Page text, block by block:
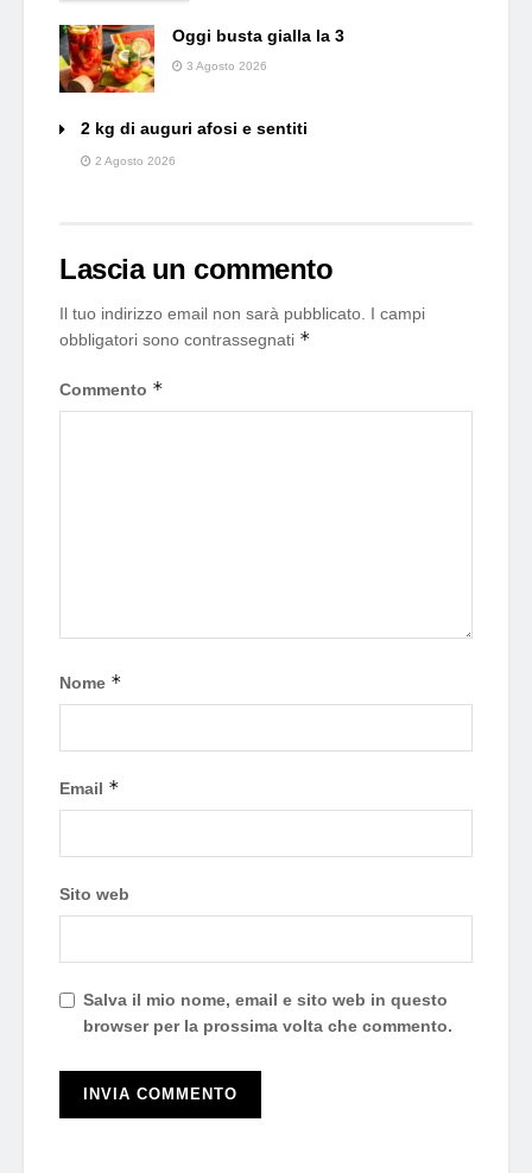
Oggi busta gialla la 3
3 Agosto 2026
2 kg di auguri afosi e sentiti
2 Agosto 2026
Lascia un commento
Il tuo indirizzo email non sarà pubblicato. I campi
obbligatori sono contrassegnati *
Commento *
Nome *
Email *
Sito web
Salva il mio nome, email e sito web in questo
browser per la prossima volta che commento.